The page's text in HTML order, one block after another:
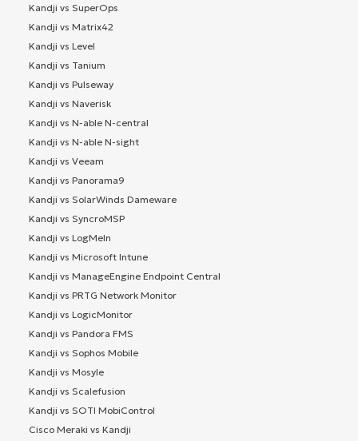
Kandji vs SuperOps
Kandji vs Matrix42
Kandji vs Level
Kandji vs Tanium
Kandji vs Pulseway
Kandji vs Naverisk
Kandji vs N-able N-central
Kandji vs N-able N-sight
Kandji vs Veeam
Kandji vs Panorama9
Kandji vs SolarWinds Dameware
Kandji vs SyncroMSP
Kandji vs LogMeIn
Kandji vs Microsoft Intune
Kandji vs ManageEngine Endpoint Central
Kandji vs PRTG Network Monitor
Kandji vs LogicMonitor
Kandji vs Pandora FMS
Kandji vs Sophos Mobile
Kandji vs Mosyle
Kandji vs Scalefusion
Kandji vs SOTI MobiControl
Cisco Meraki vs Kandji